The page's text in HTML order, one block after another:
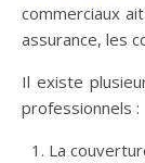
commerciaux
assurance, les
Il existe
professionnels :
La